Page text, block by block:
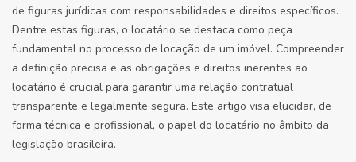
de figuras jurídicas com responsabilidades e direitos específicos.
Dentre estas figuras, o locatário se destaca como peça
fundamental no processo de locação de um imóvel. Compreender
a definição precisa e as obrigações e direitos inerentes ao
locatário é crucial para garantir uma relação contratual
transparente e legalmente segura. Este artigo visa elucidar, de
forma técnica e profissional, o papel do locatário no âmbito da
legislação brasileira.